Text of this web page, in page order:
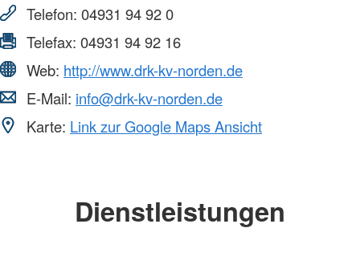
Telefon: 04931 94 92 0
Telefax: 04931 94 92 16
Web: http://www.drk-kv-norden.de
E-Mail: info@drk-kv-norden.de
Karte: Link zur Google Maps Ansicht
Dienstleistungen